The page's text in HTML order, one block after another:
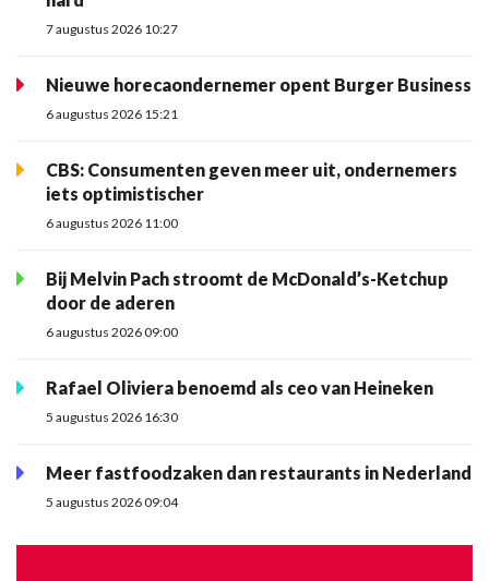
7 augustus 2026 10:27
Nieuwe horecaondernemer opent Burger Business
6 augustus 2026 15:21
CBS: Consumenten geven meer uit, ondernemers
iets optimistischer
6 augustus 2026 11:00
Bij Melvin Pach stroomt de McDonald’s-Ketchup
door de aderen
6 augustus 2026 09:00
Rafael Oliviera benoemd als ceo van Heineken
5 augustus 2026 16:30
Meer fastfoodzaken dan restaurants in Nederland
5 augustus 2026 09:04